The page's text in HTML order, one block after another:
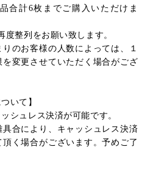
合計6枚までご購入いただけま
度整列をお願い致します。
のお客様の人数によっては、１
変更させていただく場合がござ
いて】
シュレス決済が可能です。
合により、キャッシュレス決済
く場合がございます。予めご了